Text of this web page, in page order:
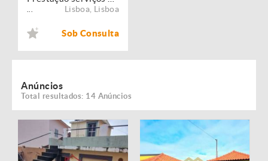
Lisboa Lisboa
Sob Consulta
Anúncios
Total resultados: 14 Anúncios